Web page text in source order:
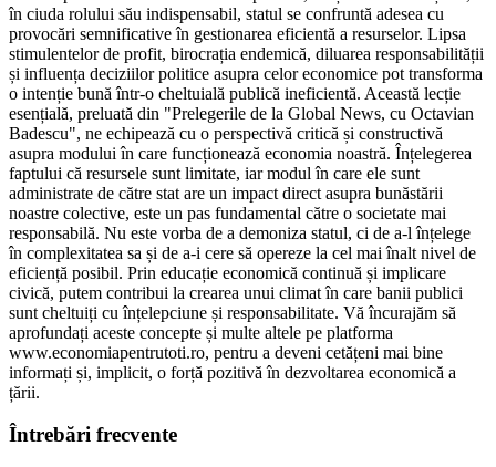
în ciuda rolului său indispensabil, statul se confruntă adesea cu
provocări semnificative în gestionarea eficientă a resurselor. Lipsa
stimulentelor de profit, birocrația endemică, diluarea responsabilității
și influența deciziilor politice asupra celor economice pot transforma
o intenție bună într-o cheltuială publică ineficientă. Această lecție
esențială, preluată din "Prelegerile de la Global News, cu Octavian
Badescu", ne echipează cu o perspectivă critică și constructivă
asupra modului în care funcționează economia noastră. Înțelegerea
faptului că resursele sunt limitate, iar modul în care ele sunt
administrate de către stat are un impact direct asupra bunăstării
noastre colective, este un pas fundamental către o societate mai
responsabilă. Nu este vorba de a demoniza statul, ci de a-l înțelege
în complexitatea sa și de a-i cere să opereze la cel mai înalt nivel de
eficiență posibil. Prin educație economică continuă și implicare
civică, putem contribui la crearea unui climat în care banii publici
sunt cheltuiți cu înțelepciune și responsabilitate. Vă încurajăm să
aprofundați aceste concepte și multe altele pe platforma
www.economiapentrutoti.ro, pentru a deveni cetățeni mai bine
informați și, implicit, o forță pozitivă în dezvoltarea economică a
țării.
Întrebări frecvente